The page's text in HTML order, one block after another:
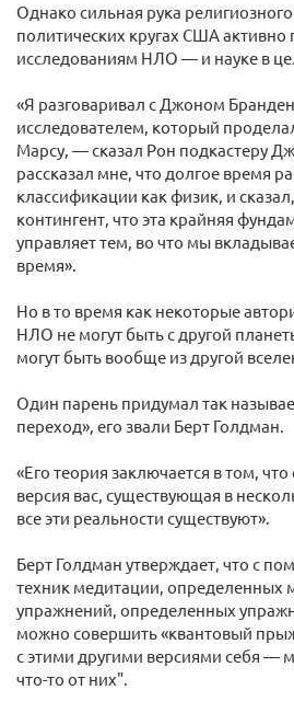
Однако сильная рука
политических кругах США активно
исследованиям НЛО — и науке в
«Я разговаривал с Джоном
исследователем, который
Марсу, — сказал Рон подкастеру
рассказал мне, что долгое время
классификации как физик, и
контингент, что эта крайняя
управляет тем, во что мы
время».
Но в то время как некоторые
НЛО не могут быть с другой
могут быть вообще из другой
Один парень придумал так
переход», его звали Берт Голдман.
«Его теория заключается в том, что
версия вас, существующая в
все эти реальности существуют».
Берт Голдман утверждает, что с
техник медитации, определенных
упражнений, определенных
можно совершить «квантовый
с этими другими версиями себя —
что-то от них".